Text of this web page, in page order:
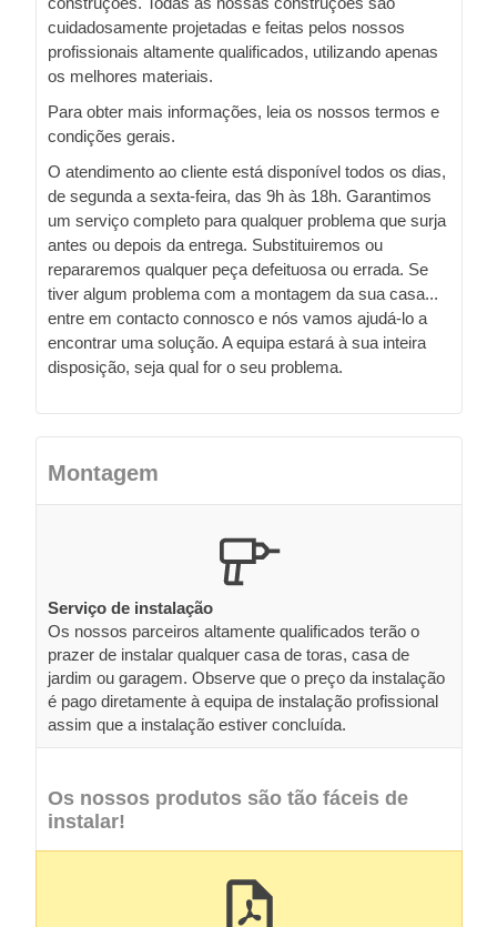
cuidadosamente projetadas e feitas pelos nossos
profissionais altamente qualificados, utilizando apenas
os melhores materiais.
Para obter mais informações, leia os nossos termos e
condições gerais.
O atendimento ao cliente está disponível todos os dias,
de segunda a sexta-feira, das 9h às 18h. Garantimos
um serviço completo para qualquer problema que surja
antes ou depois da entrega. Substituiremos ou
repararemos qualquer peça defeituosa ou errada. Se
tiver algum problema com a montagem da sua casa...
entre em contacto connosco e nós vamos ajudá-lo a
encontrar uma solução. A equipa estará à sua inteira
disposição, seja qual for o seu problema.
Montagem
Serviço de instalação
Os nossos parceiros altamente qualificados terão o
prazer de instalar qualquer casa de toras, casa de
jardim ou garagem. Observe que o preço da instalação
é pago diretamente à equipa de instalação profissional
assim que a instalação estiver concluída.
Os nossos produtos são tão fáceis de
instalar!